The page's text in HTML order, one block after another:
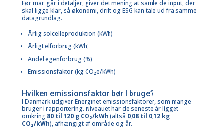
Før man går i detaljer, giver det mening at samle de input, der
skal ligge klar, så økonomi, drift og ESG kan tale ud fra samme
datagrundlag.
Årlig solcelleproduktion (kWh)
Årligt elforbrug (kWh)
Andel egenforbrug (%)
Emissionsfaktor (kg CO₂e/kWh)
Hvilken emissionsfaktor bør I bruge?
I Danmark udgiver Energinet emissionsfaktorer, som mange
bruger i rapportering. Niveauet har de seneste år ligget
omkring 80 til 120 g CO₂/kWh (altså 0,08 til 0,12 kg
CO₂/kWh), afhængigt af område og år.